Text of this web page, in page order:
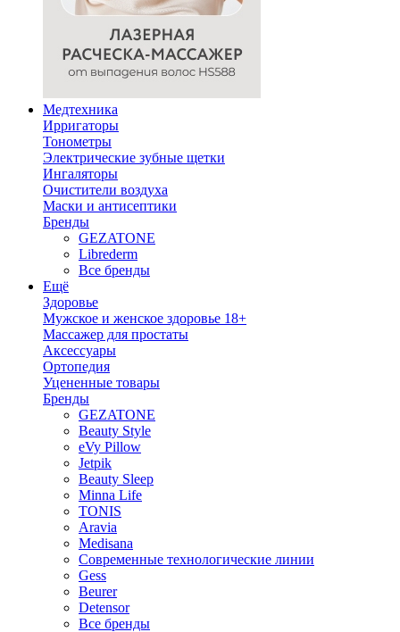
Медтехника
Ирригаторы
Тонометры
Электрические зубные щетки
Ингаляторы
Очистители воздуха
Маски и антисептики
Бренды
GEZATONE
Librederm
Все бренды
Ещё
Здоровье
Мужское и женское здоровье 18+
Массажер для простаты
Аксессуары
Ортопедия
Уцененные товары
Бренды
GEZATONE
Beauty Style
eVy Pillow
Jetpik
Beauty Sleep
Minna Life
TONIS
Aravia
Medisana
Современные технологические линии
Gess
Beurer
Detensor
Все бренды